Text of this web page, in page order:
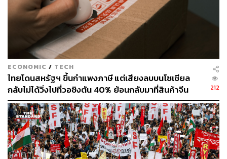
ส่วน Gen X อยู่ในจุดกึ่งกลางระหว่างโลกดั้งเดิมและดิจิทัล
บทสนทนาสะท้อนทั้งความภูมิใจในรากวัฒนธรรมและความ
พยายามเชื่อมต่อกับโลกใหม่ ทั้งการสนับสนุนแบรนด์ไทย,
การพูดถึง Soft Power และการทดลองทำวิดีโอสั้นหรือใช้คำ
แสลง อีกหัวข้อที่สำคัญคือ Mentorship & Management โดย
เฉพาะการบริหารทีม Gen Z และการทำงานร่วมกันระหว่าง
คนต่างวัย
‘Generational Style Swap’ เมื่อแต่ละวัยสลับ
สไตล์กัน
ECONOMIC / TECH
ไทยโดนสหรัฐฯ ขึ้นกำแพงภาษี แต่เสียงลบบนโซเชียล
กลับไม่ได้วิ่งไปที่วอชิงตัน 40% ย้อนกลับมาที่สินค้าจีน
ราคาถูกที่ทะลักจน SME ไทยสู้ไม่ไหว
212